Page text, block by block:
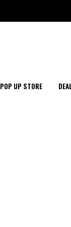
POP UP STORE